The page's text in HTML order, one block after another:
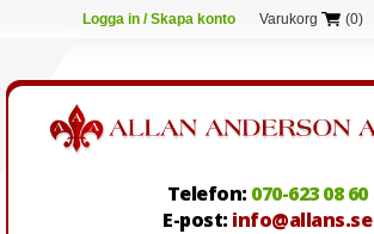
Logga in / Skapa konto Varukorg (0)
Telefon: 070-623 08 60
E-post: info@allans.se